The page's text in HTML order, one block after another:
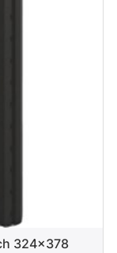
324x378